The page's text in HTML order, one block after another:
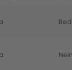
Nein